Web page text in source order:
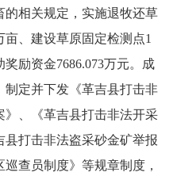
的相关规定，实施退牧还草
、建设草原固定检测点1
励资金7686.073万元。 成
制定并下发《革吉县打击非
》、《革吉县打击非法开采
打击非法盗采砂金矿举报
查员制度》等规章制度，